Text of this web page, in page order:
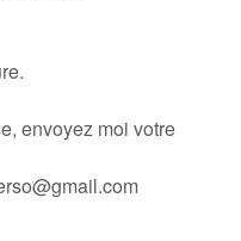
envoyez moi votre